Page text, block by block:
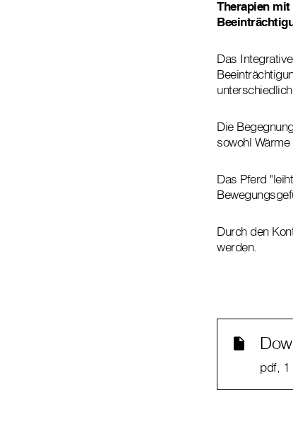
Therapien
Das
Die
sowohl Wärme
Das Pferd
Durch den
werden.
pdf, 1